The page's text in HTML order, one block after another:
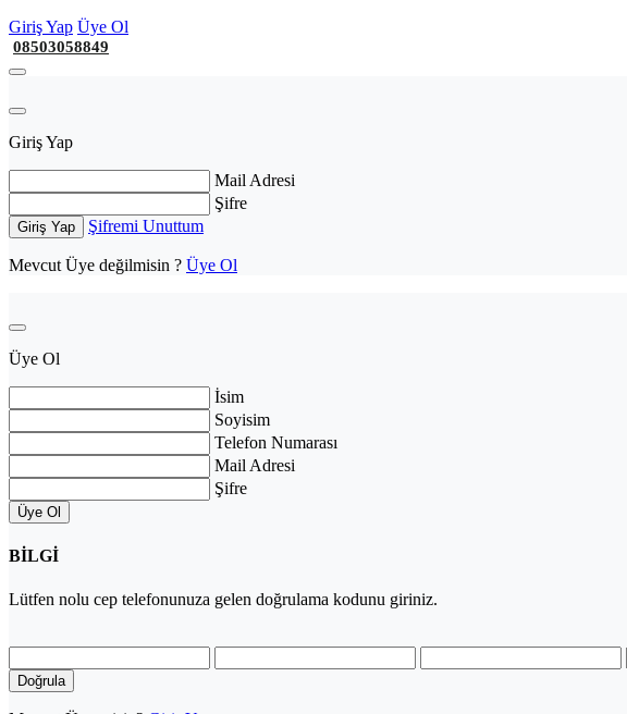
Giriş Yap Üye Ol
08503058849
Giriş Yap
Mail Adresi
Şifre
Giriş Yap Şifremi Unuttum
Mevcut Üye değilmisin ? Üye Ol
Üye Ol
İsim
Soyisim
Telefon Numarası
Mail Adresi
Şifre
Üye Ol
BİLGİ
Lütfen nolu cep telefonunuza gelen doğrulama kodunu giriniz.
Doğrula